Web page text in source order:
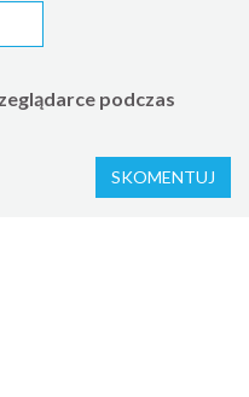
podczas